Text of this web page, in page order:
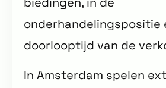
onderhandelingspositie
doorlooptijd van de
In Amsterdam spelen